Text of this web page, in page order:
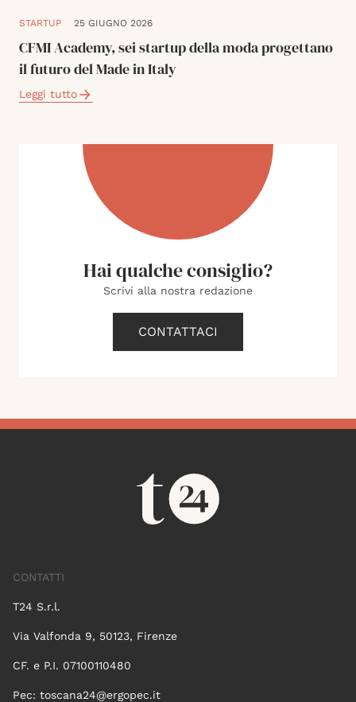
STARTUP 25 GIUGNO 2026
CFMI Academy, sei startup della moda progettano
il futuro del Made in Italy
Leggi tutto
Hai qualche consiglio?
Scrivi alla nostra redazione
CONTATTACI
CONTATTI
T24 S.r.l.
Via Valfonda 9, 50123, Firenze
CF. e P.I. 07100110480
Pec: toscana24@ergopec.it